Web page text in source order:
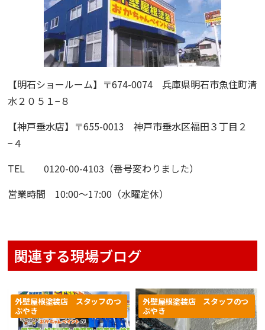
【明石ショールーム】 〒674-0074 兵庫県明石市魚住町清
水２０５１−８
【神戸垂水店】 〒655-0013 神戸市垂水区福田３丁目２
−４
TEL 0120-00-4103（番号変わりました）
営業時間 10:00〜17:00（水曜定休）
関連する現場ブログ
外壁屋根塗装店 スタッフのつ
ぶやき
外壁屋根塗装店 スタッフのつ
ぶやき